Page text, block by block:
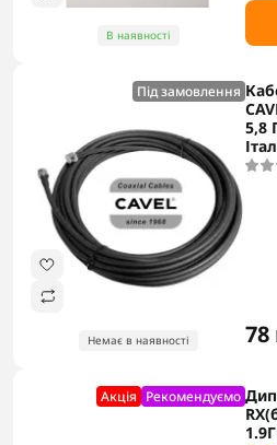
В наявності
Під замовлення
Немає в наявності
5,8
78
Акцiя Рекомендуємо